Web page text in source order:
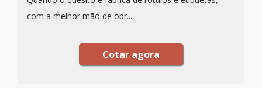
com a melhor mão de obr...
Cotar agora